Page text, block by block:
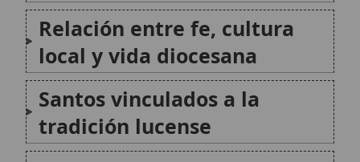
Santo Rostro de Lucca
El Santo Rostro de Lucca, conocido también
como Volto Santo, es un antiguo crucifijo de
madera que se venera en la Catedral de San
Martín de Lucca, en Italia. Esta imagen,
representando a Jesucristo crucificado con
Archidiócesis de Agra
La Arquidiócesis de Agra es una